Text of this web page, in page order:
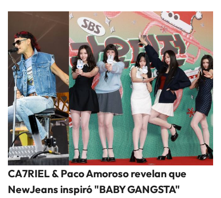
CA7RIEL & Paco Amoroso revelan que
NewJeans inspiró "BABY GANGSTA"